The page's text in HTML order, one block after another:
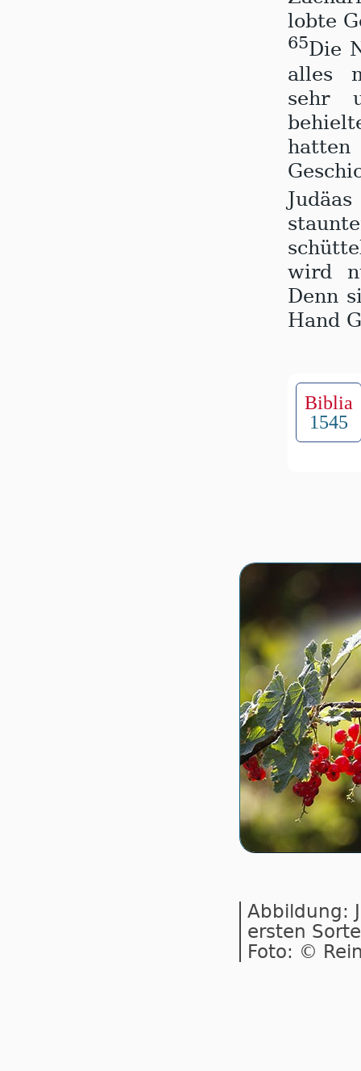
lobte
65Die
alles
sehr
wird
Denn
Hand
Biblia
1545
Abbildung:
ersten
Foto: ©